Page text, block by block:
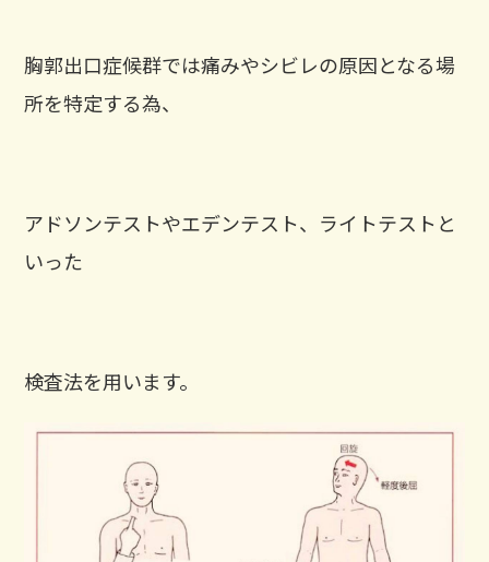
胸郭出口症候群では痛みやシビレの原因となる場
所を特定する為、
アドソンテストやエデンテスト、ライトテストと
いった
検査法を用います。